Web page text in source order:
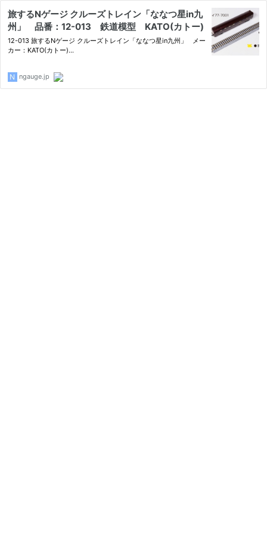
旅するNゲージ クルーズトレイン「ななつ星in九
州」 品番：12-013 鉄道模型 KATO(カトー)
12-013 旅するNゲージ クルーズトレイン「ななつ星in九州」 メー
カー：KATO(カトー)…
ngauge.jp